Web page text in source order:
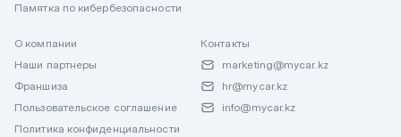
Памятка по кибербезопасности
О компании
Наши партнеры
Франшиза
Пользовательское соглашение
Политика конфиденциальности
Контакты
marketing@mycar.kz
hr@mycar.kz
info@mycar.kz